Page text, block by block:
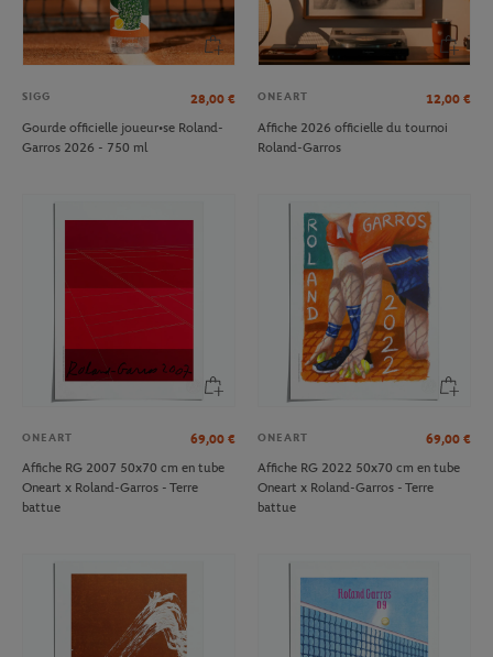
SIGG 28,00 €
Gourde officielle joueur•se Roland-
Garros 2026 - 750 ml
ONEART 12,00 €
Affiche 2026 officielle du tournoi
Roland-Garros
ONEART 69,00 €
Affiche RG 2007 50x70 cm en tube
Oneart x Roland-Garros - Terre
battue
ONEART 69,00 €
Affiche RG 2022 50x70 cm en tube
Oneart x Roland-Garros - Terre
battue